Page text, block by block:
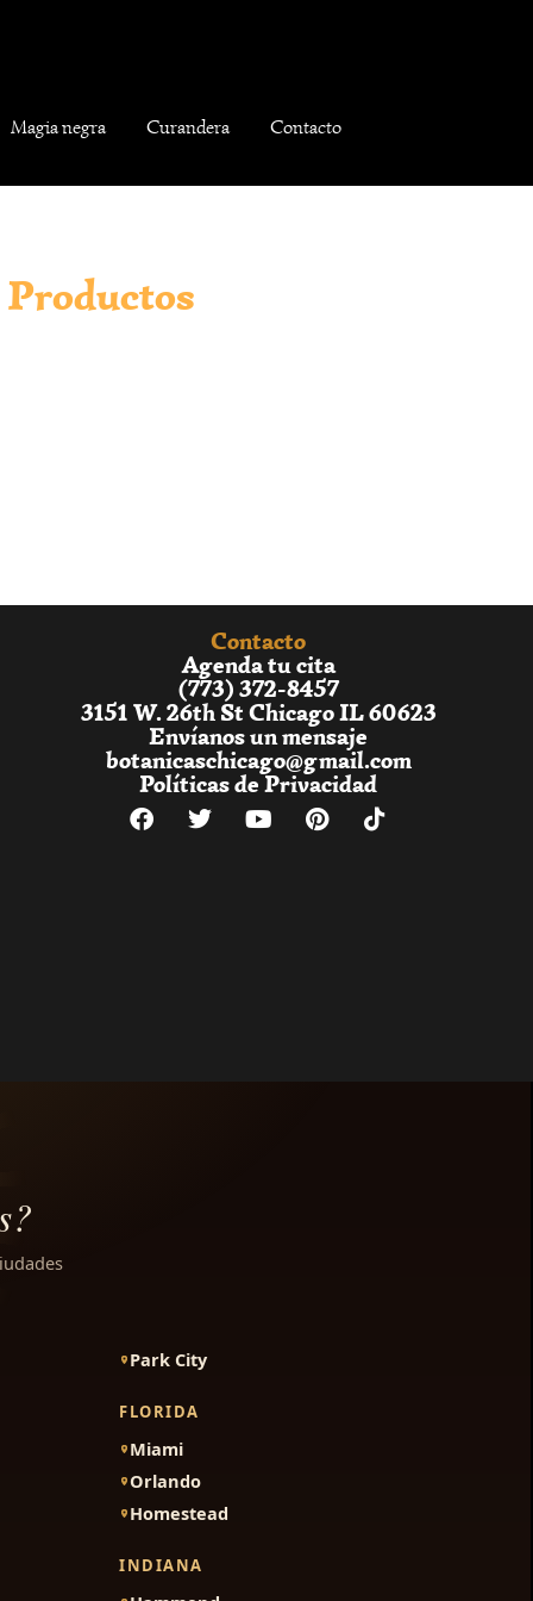
Magia negra Curandera Contacto
Productos
Contacto
Agenda tu cita
(773) 372-8457
3151 W. 26th St Chicago IL 60623
Envíanos un mensaje
botanicaschicago@gmail.com
Políticas de Privacidad
Park City
FLORIDA
Miami
Orlando
Homestead
INDIANA